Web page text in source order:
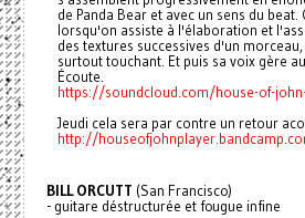
de Panda Bear et avec un sens du
lorsqu'on assiste à l'élaboration et
des textures successives d'un
surtout touchant. Et puis sa voix gère
Écoute.
https://soundcloud.com/house-of-
Jeudi cela sera par contre un retour
http://
BILL ORCUTT (San Francisco)
- guitare déstructurée et fougue infine